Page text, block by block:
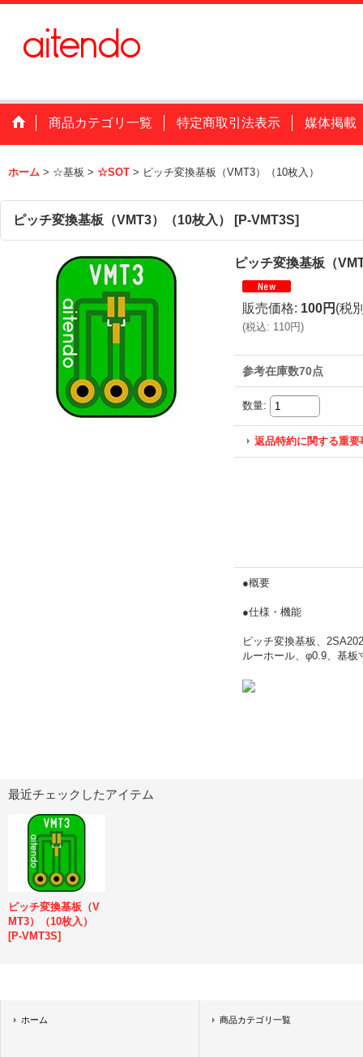
商品カテゴリ一覧 特定商取引法表示 媒体掲載
ホーム > ☆基板 > ☆SOT > ピッチ変換基板（VMT3）（10枚入）
ピッチ変換基板（VMT3）（10枚入） [P-VMT3S]
ピッチ変換基板（
販売価格: 100円 (税
(税込: 110円)
参考在庫数70点
数量:
返品特約に関する重要
●概要
●仕様・機能
ピッチ変換基板、
ルーホール、φ0.9、基板
最近チェックしたアイテム
ピッチ変換基板（V
MT3）（10枚入）
[P-VMT3S]
ホーム 商品カテゴリ一覧